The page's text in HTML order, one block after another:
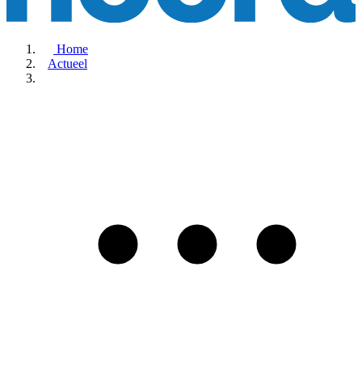
Home
Actueel